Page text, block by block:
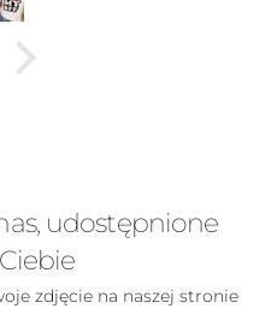
udostępnione
zdjęcie na naszej stronie